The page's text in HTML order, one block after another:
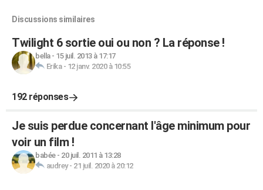
Discussions similaires
Twilight 6 sortie oui ou non ? La réponse !
bella- 15 juil. 2013 à 17:17
Erika- 12 janv. 2020 à 10:55
192 réponses
Je suis perdue concernant l'âge minimum pour
voir un film !
babée- 20 juil. 2011 à 13:28
audrey- 21 juil. 2020 à 20:12